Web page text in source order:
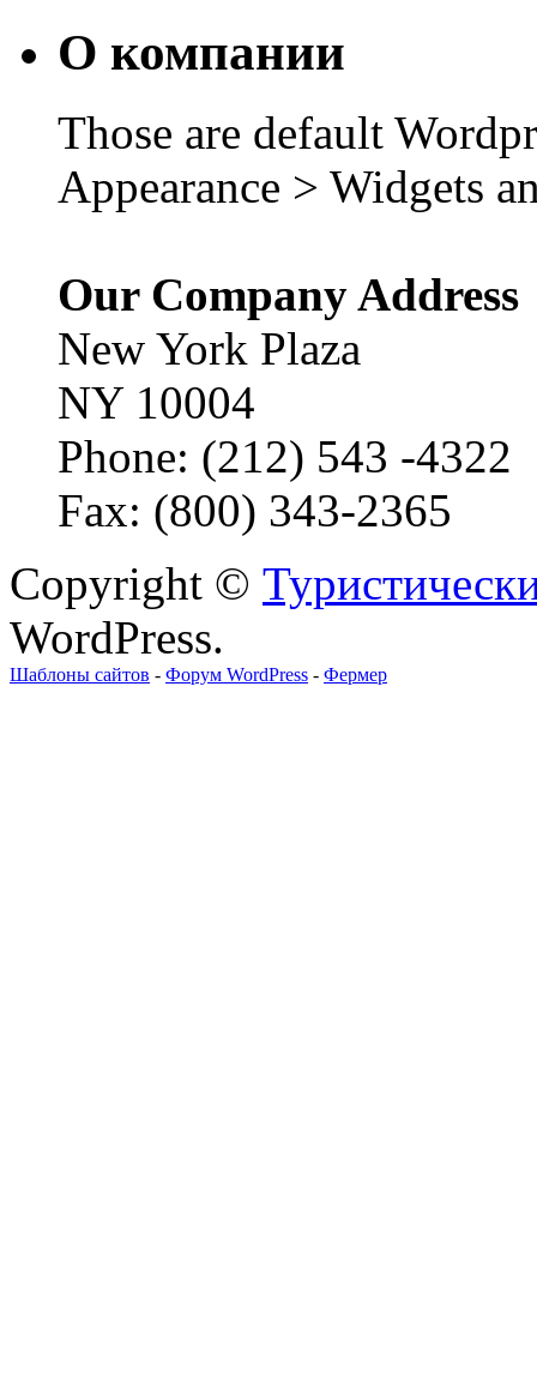
О компании
Those are default
Appearance > Widgets
Our Company Address
New York Plaza
NY 10004
Phone: (212) 543 -4322
Fax: (800) 343-2365
Copyright ©
WordPress.
Шаблоны сайтов - Форум WordPress - Фермер